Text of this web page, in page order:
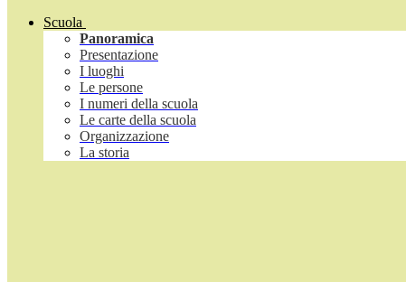
Scuola
Panoramica
Presentazione
I luoghi
Le persone
I numeri della scuola
Le carte della scuola
Organizzazione
La storia